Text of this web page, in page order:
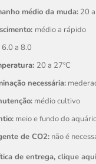
médio da muda:20 a
médio a rápido
6.0 a 8.0
20 a 27ºC
necessária:
médio cultivo
meio e fundo do
de CO2:não é
de entrega, clique aqui